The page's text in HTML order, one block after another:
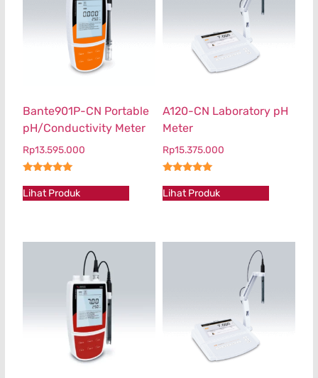
Bante901P-CN Portable
pH/Conductivity Meter
Rp13.595.000
Lihat Produk
A120-CN Laboratory pH
Meter
Rp15.375.000
Lihat Produk